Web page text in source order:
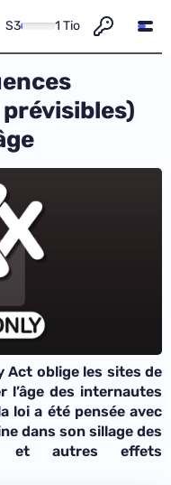
S3 1 Tio
Act oblige les sites de
l’âge des internautes
loi a été pensée avec
dans son sillage des
et autres effets